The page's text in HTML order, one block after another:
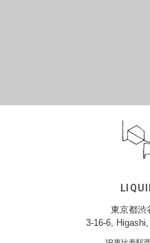
東京都渋
3-16-6,